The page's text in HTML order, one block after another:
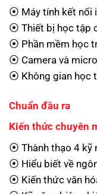
⦿ Máy tính kết nối
⦿ Thiết bị học tập
⦿ Phần mềm học
⦿ Camera và
⦿ Không gian học
Chuẩn đầu ra
Kiến thức chuyên
⦿ Thành thạo 4 kỹ
⦿ Hiểu biết về
⦿ Kiến thức văn